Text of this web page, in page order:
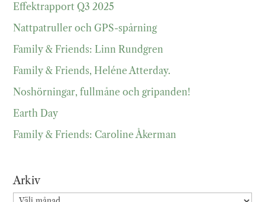
Effektrapport Q3 2025
Nattpatruller och GPS-spårning
Family & Friends: Linn Rundgren
Family & Friends, Heléne Atterday.
Noshörningar, fullmåne och gripanden!
Earth Day
Family & Friends: Caroline Åkerman
Arkiv
Arkiv